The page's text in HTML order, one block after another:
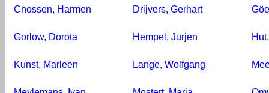
Cnossen, Harmen Drijvers, Gerhart
Gorlow, Dorota Hempel, Jurjen
Kunst, Marleen Lange, Wolfgang